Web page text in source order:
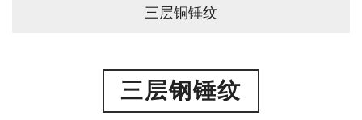
三层铜锤纹
三层钢锤纹